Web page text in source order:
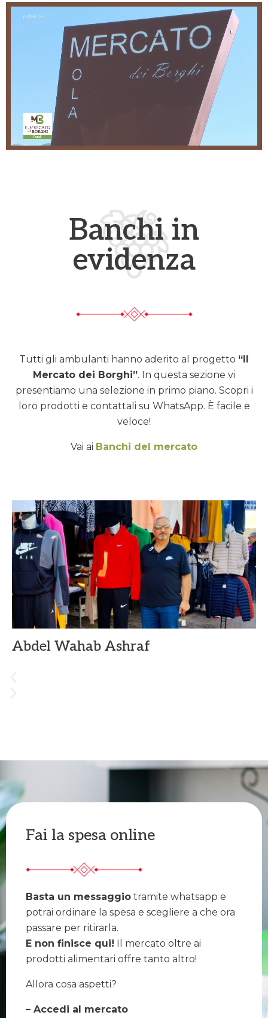
Banchi in
evidenza
Tutti gli ambulanti hanno aderito al progetto “Il
Mercato dei Borghi”. In questa sezione vi
presentiamo una selezione in primo piano. Scopri i
loro prodotti e contattali su WhatsApp. È facile e
veloce!
Vai ai Banchi del mercato
Abdel Wahab Ashraf
Fai la spesa online
Basta un messaggio tramite whatsapp e
potrai ordinare la spesa e scegliere a che ora
passare per ritirarla.
E non finisce qui! Il mercato oltre ai
prodotti alimentari offre tanto altro!
Allora cosa aspetti?
– Accedi al mercato